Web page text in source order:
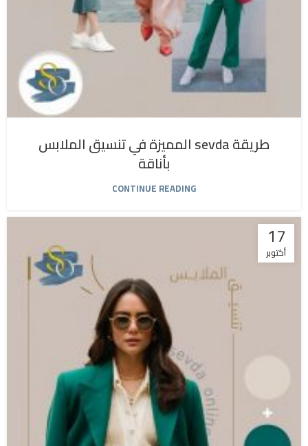
طريقة sevda المميزة في تنسيق الملابس
بأناقة
CONTINUE READING
17
أكتوبر